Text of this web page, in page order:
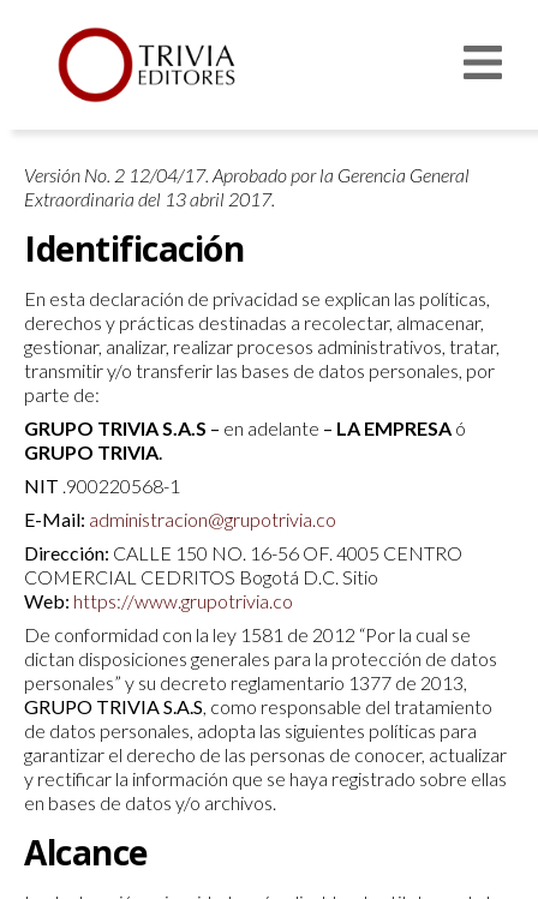
Versión No. 2 12/04/17. Aprobado por la Gerencia General
Extraordinaria del 13 abril 2017.
Identificación
En esta declaración de privacidad se explican las políticas,
derechos y prácticas destinadas a recolectar, almacenar,
gestionar, analizar, realizar procesos administrativos, tratar,
transmitir y/o transferir las bases de datos personales, por
parte de:
GRUPO TRIVIA S.A.S – en adelante – LA EMPRESA ó
GRUPO TRIVIA.
NIT .900220568-1
E-Mail: administracion@grupotrivia.co
Dirección: CALLE 150 NO. 16-56 OF. 4005 CENTRO
COMERCIAL CEDRITOS Bogotá D.C. Sitio
Web: https://www.grupotrivia.co
De conformidad con la ley 1581 de 2012 “Por la cual se
dictan disposiciones generales para la protección de datos
personales” y su decreto reglamentario 1377 de 2013,
GRUPO TRIVIA S.A.S, como responsable del tratamiento
de datos personales, adopta las siguientes políticas para
garantizar el derecho de las personas de conocer, actualizar
y rectificar la información que se haya registrado sobre ellas
en bases de datos y/o archivos.
Alcance